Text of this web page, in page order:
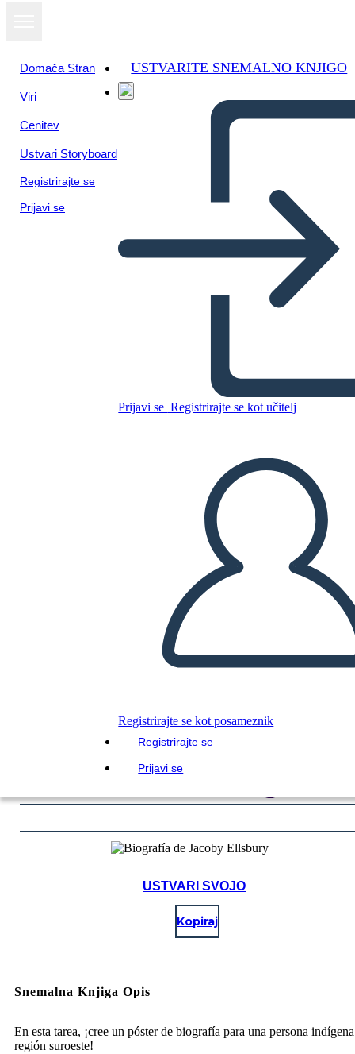
Domača Stran
Viri
Cenitev
Ustvari Storyboard
Registrirajte se
Prijavi se
USTVARITE SNEMALNO KNJIGO
Prijavi se Registrirajte se kot učitelj
Registrirajte se kot posameznik
Registrirajte se
Prijavi se
Kopirajte to snemalno knjigo
USTVARITE SNEMALNO KNJIGO
PREBERI MI
USTVARI SVOJO
Kopiraj
Snemalna Knjiga Opis
En esta tarea, ¡cree un póster de biografía para una persona
región suroeste!